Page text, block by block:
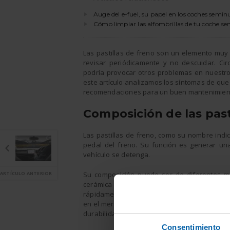
Consentimiento
Auge del e-fuel, su papel en los coches
Cómo limpiar las alfombrillas de tu coche
Las pastillas de freno son un elemento
revisar periódicamente y no descuidar.
podría provocar otros problemas en
este artículo analizamos los síntomas de
recomendaciones para un buen
Composición de las
Las pastillas de freno, como su nombre
pedal del freno. Su función es generar
vehículo se detenga.
Su composición puede ser de diferentes
cerámica que son muy efectivas y
rápidamente. Las más utilizadas son las
en el mercado pastillas orgánicas, un poco
durabilidad.